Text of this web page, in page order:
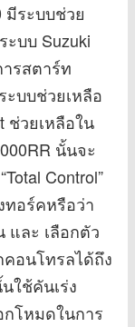
มีระบบช่วย
บบ Suzuki
รสตาร์ท
ะบบช่วยเหลือ
ช่วยเหลือใน
นั้นจะ
Control”
ทอร์คหรือว่า
และ เลือกตัว
คอนโทรลได้ถึง
ใช้คันเร่ง
โหมดในการ